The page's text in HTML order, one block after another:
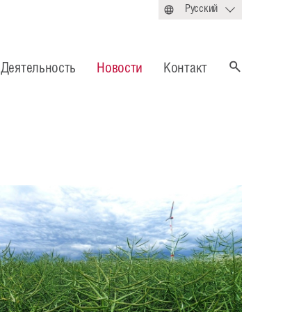
Русский
Деятельность Новости Контакт